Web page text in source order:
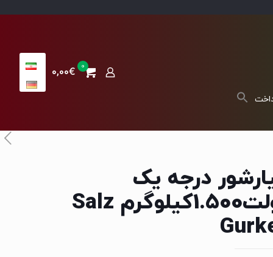
0
0,00€
درجه یک
دولت1.500کیلوگرم Salz